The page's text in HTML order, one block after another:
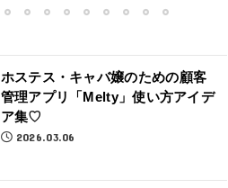
ホステス・キャバ嬢のための顧客
管理アプリ「Melty」使い方アイデ
ア集♡
2026.03.06